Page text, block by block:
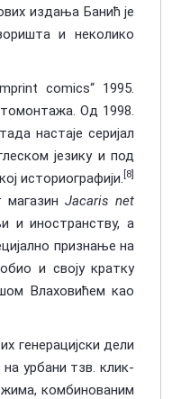
издања Банић је
и неколико
comics“ 1995.
Од 1998.
настаје серијал
језику и под
историографији. [8]
магазинJacaris net
и иностранству, а
признање на
и своју кратку
Влаховићем као
генерацијски дели
урбани тзв. клик-
комбинованим